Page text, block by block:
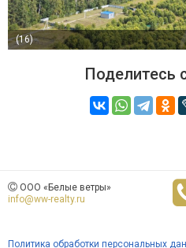
(16)
Поделитесь
ООО «Белые ветры»
info@ww-realty.ru
Политика обработки персональных